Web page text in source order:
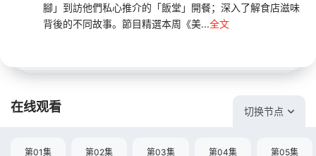
腳」到訪他們私心推介的「飯堂」開餐；深入了解食店滋味
背後的不同故事。節目精選本周《美...全文
在线观看 切换节点
第01集 第02集 第03集 第04集 第05集